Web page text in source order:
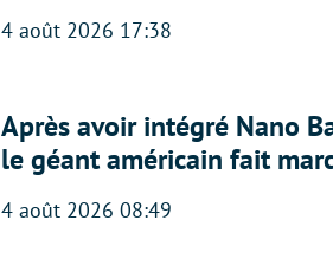
4 août 2026 17:38
Après avoir intégré Nano
le géant américain fait
4 août 2026 08:49